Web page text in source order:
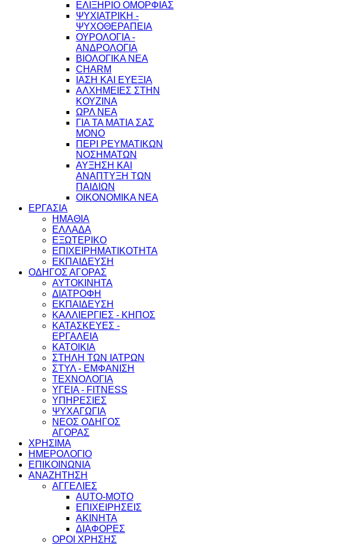
ΕΛΙΞΗΡΙΟ ΟΜΟΡΦΙΑΣ
ΨΥΧΙΑΤΡΙΚΗ -
ΨΥΧΟΘΕΡΑΠΕΙΑ
ΟΥΡΟΛΟΓΙΑ -
ΑΝΔΡΟΛΟΓΙΑ
ΒΙΟΛΟΓΙΚΑ ΝΕΑ
CHARM
ΙΑΣΗ ΚΑΙ ΕΥΕΞΙΑ
ΑΛΧΗΜΕΙΕΣ ΣΤΗΝ
ΚΟΥΖΙΝΑ
ΩΡΛ ΝEA
ΓΙΑ ΤΑ ΜΑΤΙΑ ΣΑΣ
ΜΟΝΟ
ΠΕΡΙ ΡΕΥΜΑΤΙΚΩΝ
ΝΟΣΗΜΑΤΩΝ
ΑΥΞΗΣΗ ΚΑΙ
ΑΝΑΠΤΥΞΗ ΤΩΝ
ΠΑΙΔΙΩΝ
ΟΙΚΟΝΟΜΙΚΑ ΝΕΑ
ΕΡΓΑΣΙΑ
ΗΜΑΘΙΑ
ΕΛΛΑΔΑ
ΕΞΩΤΕΡΙΚΟ
ΕΠΙΧΕΙΡΗΜΑΤΙΚΟΤΗΤΑ
ΕΚΠΑΙΔΕΥΣΗ
ΟΔΗΓΟΣ ΑΓΟΡΑΣ
ΑΥΤΟΚΙΝΗΤΑ
ΔΙΑΤΡΟΦΗ
ΕΚΠΑΙΔΕΥΣΗ
ΚΑΛΛΙΕΡΓΙΕΣ - ΚΗΠΟΣ
ΚΑΤΑΣΚΕΥΕΣ -
ΕΡΓΑΛΕΙΑ
ΚΑΤΟΙΚΙΑ
ΣΤΗΛΗ ΤΩΝ ΙΑΤΡΩΝ
ΣΤΥΛ - ΕΜΦΑΝΙΣΗ
ΤΕΧΝΟΛΟΓΙΑ
ΥΓΕΙΑ - FITNESS
ΥΠΗΡΕΣΙΕΣ
ΨΥΧΑΓΩΓΙΑ
ΝΕΟΣ ΟΔΗΓΟΣ
ΑΓΟΡΑΣ
ΧΡΗΣΙΜΑ
ΗΜΕΡΟΛΟΓΙΟ
ΕΠΙΚΟΙΝΩΝΙΑ
ΑΝΑΖΗΤΗΣΗ
ΑΓΓΕΛΙΕΣ
AUTO-MOTO
ΕΠΙΧΕΙΡΗΣΕΙΣ
ΑΚΙΝΗΤΑ
ΔΙΑΦΟΡΕΣ
ΟΡΟΙ ΧΡΗΣΗΣ